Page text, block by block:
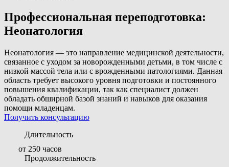
Профессиональная переподготовка:
Неонатология
Неонатология — это направление медицинской деятельности,
связанное с уходом за новорожденными детьми, в том числе с
низкой массой тела или с врожденными патологиями. Данная
область требует высокого уровня подготовки и постоянного
повышения квалификации, так как специалист должен
обладать обширной базой знаний и навыков для оказания
помощи младенцам.
Получить консультацию
Длительность
от 250 часов
Продолжительность